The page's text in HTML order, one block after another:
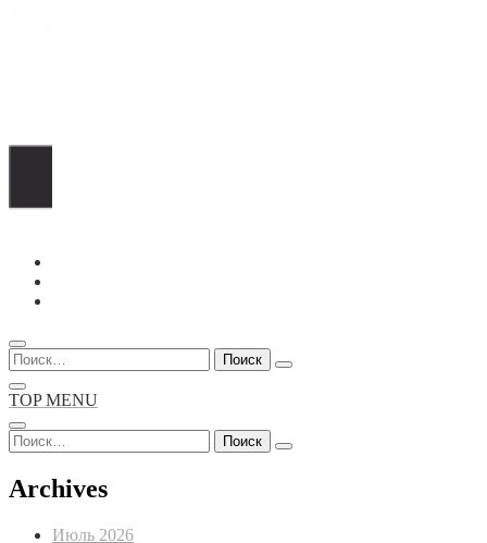
Перейти
содержимому
Найти:
TOP MENU
Найти:
Archives
Июль 2026